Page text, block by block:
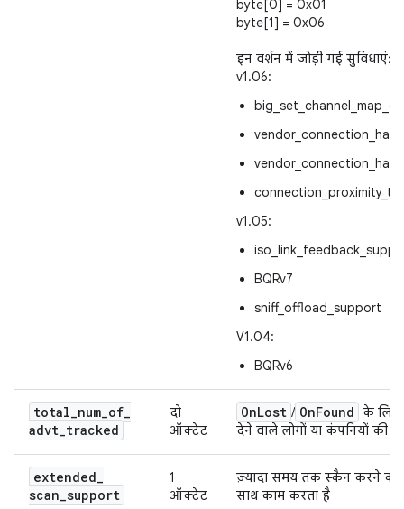
byte[0] = 0x01
byte[1] = 0x06
इन वर्शन में जोड़ी गई सुविधाएं:
v1.06:
v1.05:
BQRv7
sniff_offload_support
V1.04:
BQRv6
total_num_of_
advt_tracked
दो
ऑक्टेट
OnLost / OnFound के लिए
देने वाले लोगों या कंपनियों की
extended_
scan_support
1
ऑक्टेट
ज़्यादा समय तक स्कैन करने
साथ काम करता है